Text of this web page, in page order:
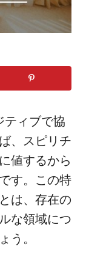
ティブで協
、スピリチ
値するから
す。この特
は、存在の
な領域につ
う。